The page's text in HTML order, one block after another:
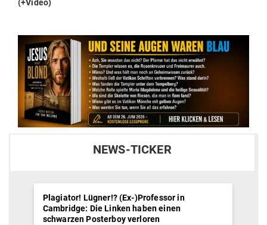
(+Video)
NEWS-TICKER
Plagiator! Lügner!? (Ex-)Professor in
Cambridge: Die Linken haben einen
schwarzen Posterboy verloren